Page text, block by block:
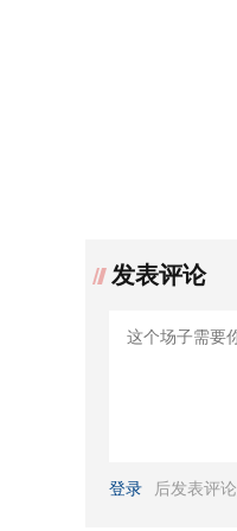
发表评论
登录 后发表评论